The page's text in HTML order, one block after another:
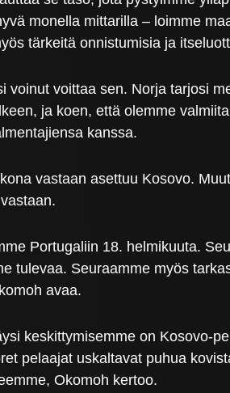
monella mittarilla – loimme
tärkeitä onnistumisia ja
voinut voittaa sen. Norja tarjosi
ja koen, että olemme
kanssa.
vastaan asettuu Kosovo.
Portugaliin 18. helmikuuta.
tulevaa. Seuraamme myös
avaa.
keskittymisemme on Kosovo-
pelaajat uskaltavat puhua
Okomoh kertoo.